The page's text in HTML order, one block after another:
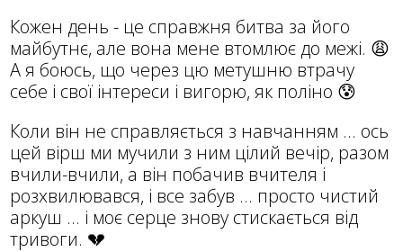
Кожен день - це справжня битва за його
майбутнє, але вона мене втомлює до межі. 😩
А я боюсь, що через цю метушню втрачу
себе і свої інтереси і вигорю, як поліно 😰
Коли він не справляється з навчанням ... ось
цей вірш ми мучили з ним цілий вечір, разом
вчили-вчили, а він побачив вчителя і
розхвилювався, і все забув ... просто чистий
аркуш ... і моє серце знову стискається від
тривоги. 💔